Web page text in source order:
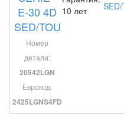
E-30 4D
SED/TOU
Номер
детали:
20542LGN
Еврокод:
2425LGNS4FD
10 лет